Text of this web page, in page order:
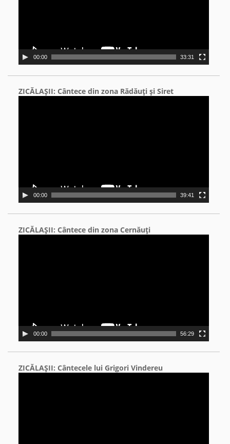
00:00 33:31
ZICĂLAŞII: Cântece din zona Rădăuţi şi Siret
00:00 39:41
ZICĂLAŞII: Cântece din zona Cernăuţi
00:00 56:29
ZICĂLAŞII: Cântecele lui Grigori Vindereu